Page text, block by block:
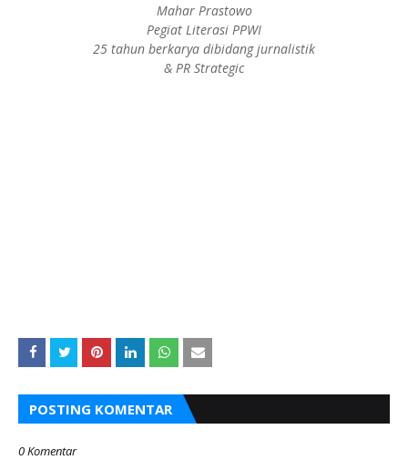
Mahar Prastowo
Pegiat Literasi PPWI
25 tahun berkarya dibidang jurnalistik
& PR Strategic
POSTING KOMENTAR
0 Komentar